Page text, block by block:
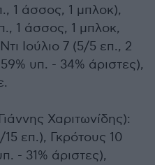
1 άσσος, 1 μπλοκ),
1 άσσος, 1 μπλοκ,
Ιούλιο 7 (5/5 επ., 2
υπ. - 34% άριστες),
Χαριτωνίδης):
επ.), Γκρότους 10
- 31% άριστες),